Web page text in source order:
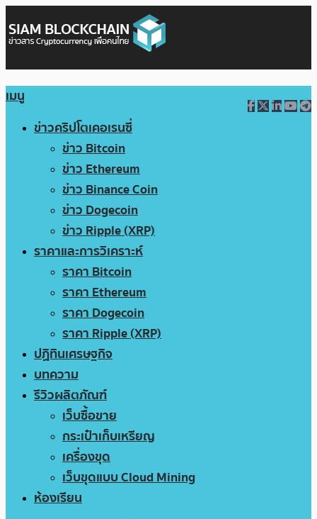
เมนู
ข่าวคริปโตเคอเรนซี่
ข่าว Bitcoin
ข่าว Ethereum
ข่าว Binance Coin
ข่าว Dogecoin
ข่าว Ripple (XRP)
ราคาและการวิเคราะห์
ราคา Bitcoin
ราคา Ethereum
ราคา Dogecoin
ราคา Ripple (XRP)
ปฏิทินเศรษฐกิจ
บทความ
รีวิวผลิตภัณฑ์
เว็บซื้อขาย
กระเป๋าเก็บเหรียญ
เครื่องขุด
เว็บขุดแบบ Cloud Mining
ห้องเรียน